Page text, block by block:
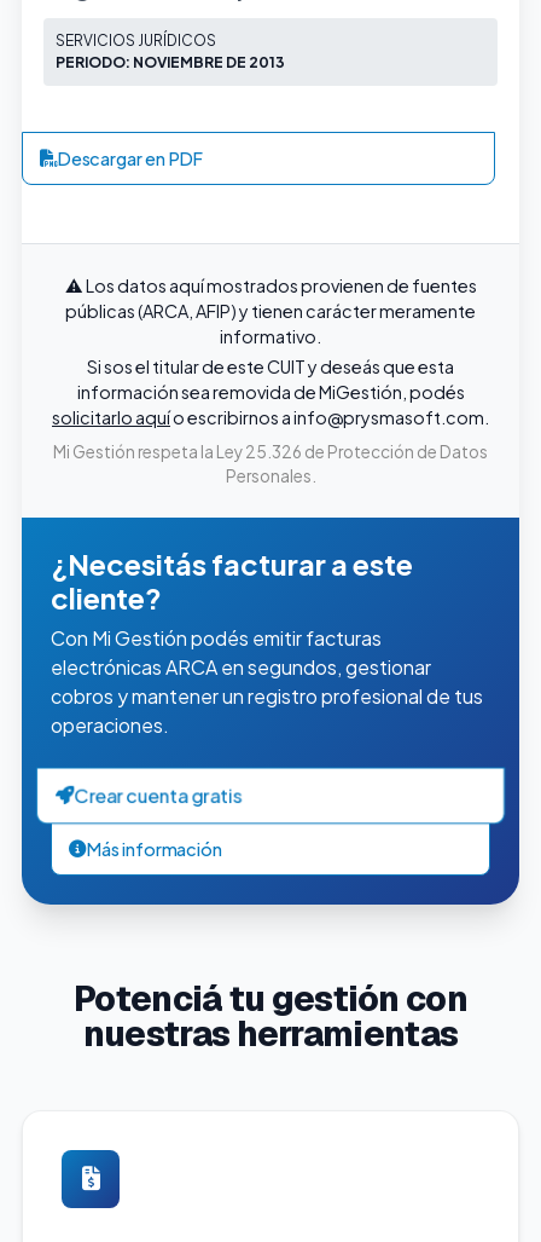
SERVICIOS JURÍDICOS
PERIODO: NOVIEMBRE DE 2013
Descargar en PDF
⚠️ Los datos aquí mostrados provienen de fuentes
públicas (ARCA, AFIP) y tienen carácter meramente
informativo.
Si sos el titular de este CUIT y deseás que esta
información sea removida de MiGestión, podés
solicitarlo aquío escribirnos ainfo@prysmasoft.com
Mi Gestión respeta la Ley 25.326 de Protección de Datos
Personales.
¿Necesitás facturar a este
cliente?
Con Mi Gestión podés emitir facturas
electrónicas ARCA en segundos, gestionar
cobros y mantener un registro profesional de tus
operaciones.
Crear cuenta gratis
Más información
Potenciá tu gestión con
nuestras herramientas